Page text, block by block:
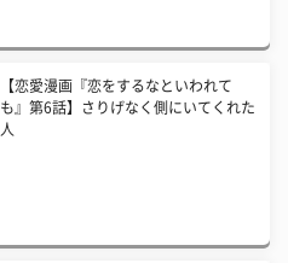
【恋愛漫画『恋をするなといわれて
も』第6話】さりげなく側にいてくれた
人